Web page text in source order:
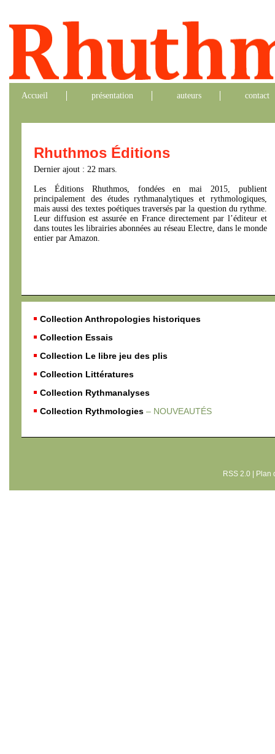
Accueil présentation auteurs contact
Rhuthmos Éditions
Dernier ajout : 22 mars.
Les Éditions Rhuthmos, fondées en mai 2015, publient
principalement des études rythmanalytiques et rythmologiques,
mais aussi des textes poétiques traversés par la question du rythme.
Leur diffusion est assurée en France directement par l’éditeur et
dans toutes les librairies abonnées au réseau Electre, dans le monde
entier par Amazon.
Collection Anthropologies historiques
Collection Essais
Collection Le libre jeu des plis
Collection Littératures
Collection Rythmanalyses
Collection Rythmologies – NOUVEAUTÉS
RSS 2.0| Plan